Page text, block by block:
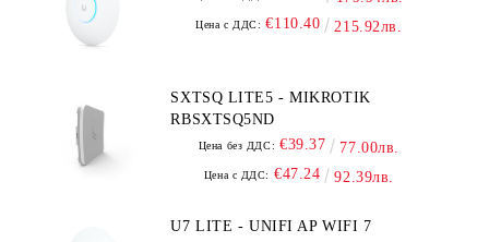
Цена с ДДС: €110.40 215.92лв.
SXTSQ LITE5 - MIKROTIK
RBSXTSQ5ND
Цена без ДДС: €39.37 77.00лв.
Цена с ДДС: €47.24 92.39лв.
U7 LITE - UNIFI AP WIFI 7